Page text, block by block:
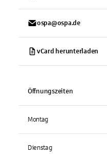
ospa@ospa.de
vCard herunterladen
Öffnungszeiten
Montag
Dienstag